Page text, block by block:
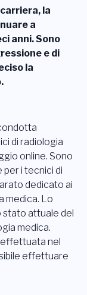
la
a
anni. Sono
e di
la
di radiologia
online. Sono
i tecnici di
dedicato ai
medica. Lo
stato attuale del
medica.
effettuata nel
effettuare